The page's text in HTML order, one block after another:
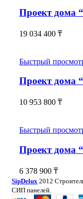
Проект дома
19 034 400 ₸
Быстрый
Проект дома
10 953 800 ₸
Быстрый
Проект дома
6 378 900 ₸
SipDelux 2012
СИП панелей.